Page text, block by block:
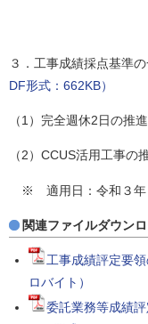
３．工事成績採点基準
DF形式：662KB）
（1）完全週休2日の推
（2）CCUS活用工事の
※ 適用日：令和３年
関連ファイルダウン
工事成績評定要
ロバイト）
委託業務等成績